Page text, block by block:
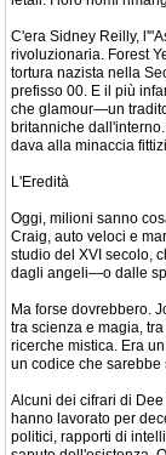
C'era Sidney Reilly,
rivoluzionaria. Forest
tortura nazista nella
prefisso 00. E il più
che glamour—un
britanniche
dava alla minaccia
L'Eredità
Oggi, milioni sanno
Craig, auto veloci e
studio del XVI secolo,
dagli angeli—o dalle
Ma forse dovrebbero.
tra scienza e magia,
ricerche mistica. Era
un codice che
Alcuni dei cifrari di
hanno lavorato per
politici, rapporti di